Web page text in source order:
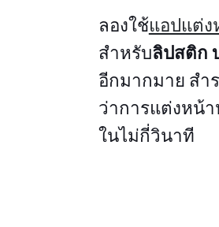
ลองใช้แอปแต่ง
สำหรับลิปสติก
อีกมากมาย สำ
ว่าการแต่งหน้
ในไม่กี่วินาที